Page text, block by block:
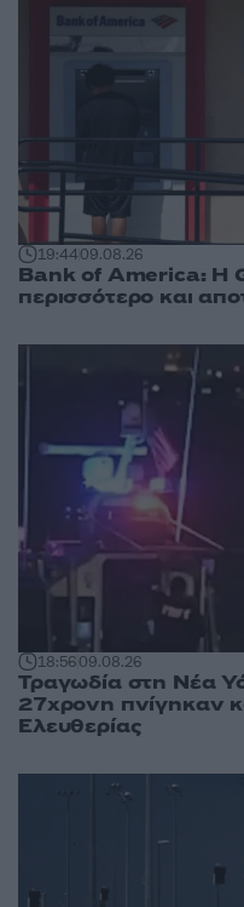
19:4409.08.26
Bank of America: Η
περισσότερο και
18:5609.08.26
Τραγωδία στη Νέα
27χρονη πνίγηκαν
Ελευθερίας